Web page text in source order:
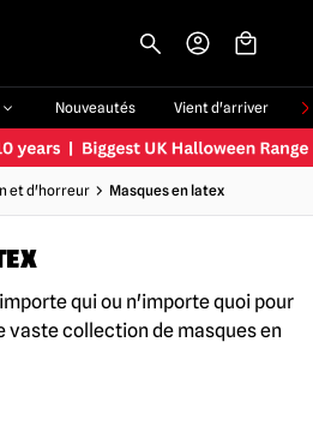
Nouveautés Vient d'arriver
et d'horreur Masques en latex
qui ou n'importe quoi pour
vaste collection de masques en